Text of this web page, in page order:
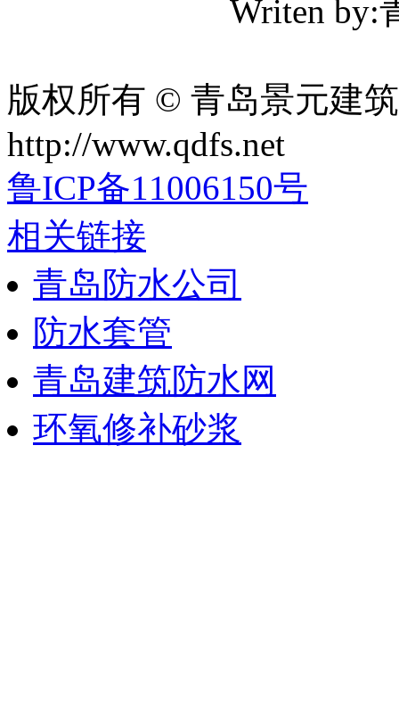
Writen by:
版权所有 © 青岛景元建
http://www.qdfs.net
鲁ICP备11006150号
相关链接
青岛防水公司
防水套管
青岛建筑防水网
环氧修补砂浆